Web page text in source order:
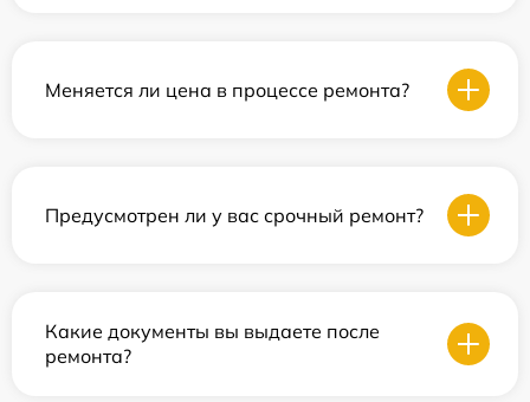
Меняется ли цена в процессе ремонта?
Предусмотрен ли у вас срочный ремонт?
Какие документы вы выдаете после
ремонта?